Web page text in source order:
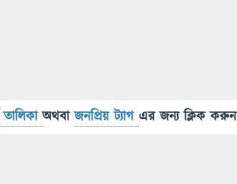
তালিকাঅথবাজনপ্রিয় ট্যাগ এর জন্য ক্লিক করুন